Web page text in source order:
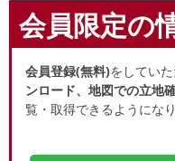
会員限定の
会員登録(無料)をしていた
ンロード、地図での立地
覧・取得できるようになり